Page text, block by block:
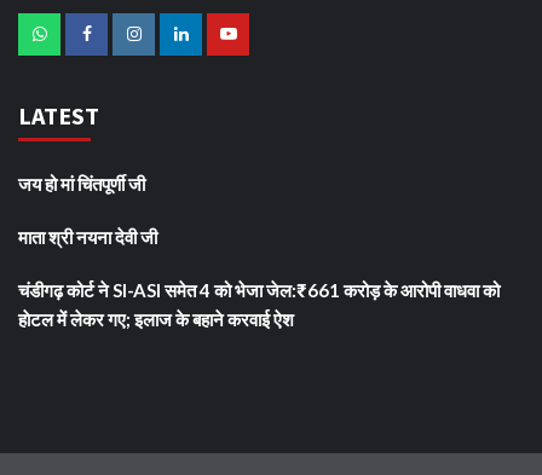
LATEST
जय हो मां चिंतपूर्णी जी
माता श्री नयना देवी जी
चंडीगढ़ कोर्ट ने SI-ASI समेत 4 को भेजा जेल:₹661 करोड़ के आरोपी वाधवा को
हाेटल में लेकर गए; इलाज के बहाने करवाई ऐश